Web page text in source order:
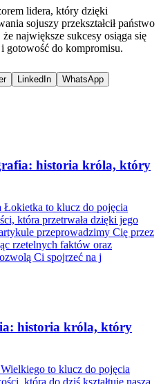
lidera, który dzięki
sojuszy przekształcił państwo
największe sukcesy osiąga się
gotowość do kompromisu.
LinkedIn WhatsApp
historia króla, który
Łokietka to klucz do pojęcia
która przetrwała dzięki jego
przeprowadzimy Cię przez
rzetelnych faktów oraz
Ci spojrzeć na j
historia króla, który
to klucz do pojęcia
która do dziś kształtuje naszą